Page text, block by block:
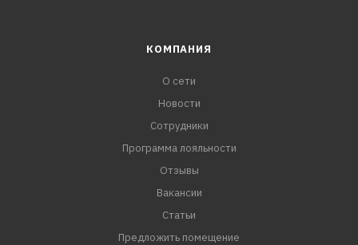
КОМПАНИЯ
О сети
Новости
Сотрудники
Программа лояльности
Отзывы
Вакансии
Статьи
Предложить помещение